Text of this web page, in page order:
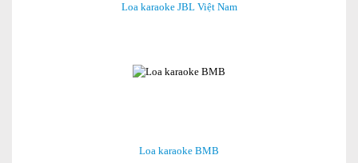
Loa karaoke JBL Việt Nam
Loa karaoke BMB